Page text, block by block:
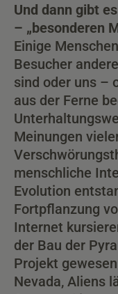
Und dann gibt
– „besonderen
Einige
Besucher
sind oder uns –
aus der Ferne
Meinungen
menschliche
Evolution
Fortpflanzung
Internet
der Bau der
Projekt
Nevada, Aliens